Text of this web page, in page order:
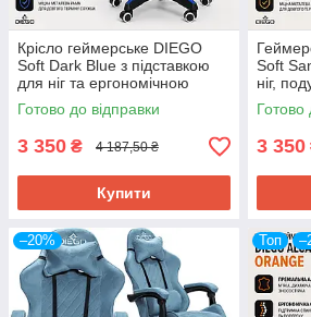
Крісло геймерське DIEGO
Soft Dark Blue з підставкою
для ніг та ергономічною
спинкою
Готово до відправки
3 350 ₴ 4 187,50 ₴
Купити
Soft
ніг,
Готово
3 350
–20% Топ